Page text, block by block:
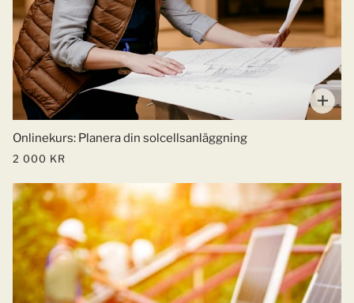
Onlinekurs: Planera din solcellsanläggning
2 000 KR